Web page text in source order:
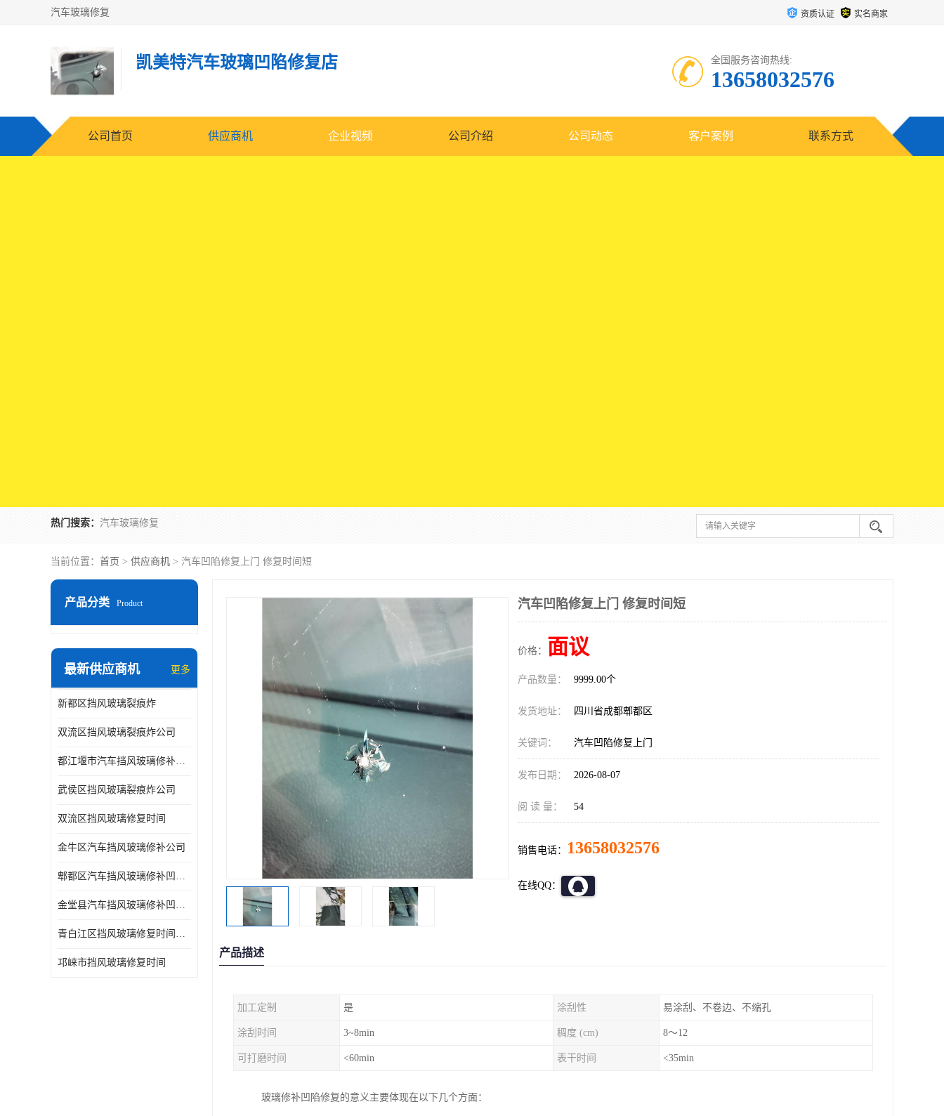
汽车玻璃修复 资质认证 实名商家
凯美特汽车玻璃凹陷修复店 全国服务咨询热线:
13658032576
公司首页 供应商机 企业视频 公司介绍 公司动态 客户案例 联系方式
热门搜索： 汽车玻璃修复
当前位置： 首页 > 供应商机 > 汽车凹陷修复上门 修复时间短
产品分类 Product
最新供应商机 更多
新都区挡风玻璃裂痕炸
双流区挡风玻璃裂痕炸公司
都江堰市汽车挡风玻璃修补凹陷修复
武侯区挡风玻璃裂痕炸公司
双流区挡风玻璃修复时间
金牛区汽车挡风玻璃修补公司
郫都区汽车挡风玻璃修补凹陷修复公司
金堂县汽车挡风玻璃修补凹陷修复公司
青白江区挡风玻璃修复时间公司
邛崃市挡风玻璃修复时间
汽车凹陷修复上门 修复时间短
价格： 面议
产品数量： 9999.00个
发货地址： 四川省成都郫都区
关键词： 汽车凹陷修复上门
发布日期： 2026-08-07
阅 读 量： 54
销售电话： 13658032576
在线QQ：
产品描述
加工定制 是 涂刮性 易涂刮、不卷边、不缩孔
涂刮时间 3~8min 稠度 (cm) 8～12
可打磨时间 <60min 表干时间 <35min
玻璃修补凹陷修复的意义主要体现在以下几个方面：